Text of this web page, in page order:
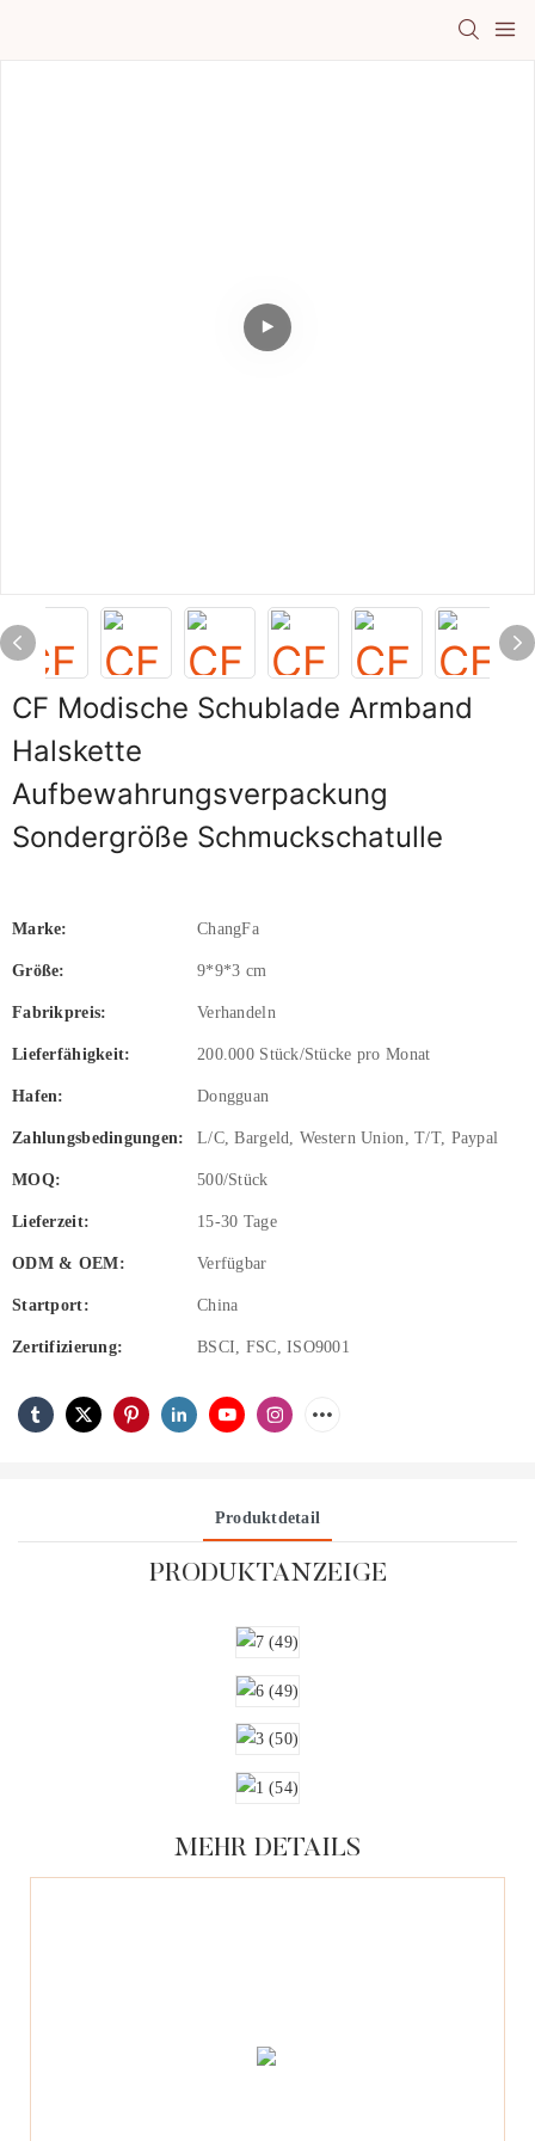
CF Modische Schublade Armband
Halskette
Aufbewahrungsverpackung
Sondergröße Schmuckschatulle
Marke: ChangFa
Größe: 9*9*3 cm
Fabrikpreis: Verhandeln
Lieferfähigkeit: 200.000 Stück/Stücke pro Monat
Hafen: Dongguan
Zahlungsbedingungen: L/C, Bargeld, Western Union, T/T, Paypal
MOQ: 500/Stück
Lieferzeit: 15-30 Tage
ODM & OEM: Verfügbar
Startport: China
Zertifizierung: BSCI, FSC, ISO9001
Produktdetail
PRODUKTANZEIGE
MEHR DETAILS